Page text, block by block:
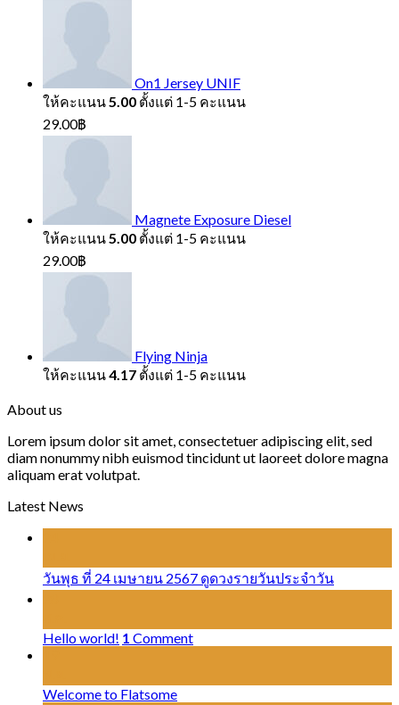
On1 Jersey UNIF
ให้คะแนน5.00 ตั้งแต่ 1-5 คะแนน
29.00฿
Magnete Exposure Diesel
ให้คะแนน5.00 ตั้งแต่ 1-5 คะแนน
29.00฿
Flying Ninja
ให้คะแนน4.17 ตั้งแต่ 1-5 คะแนน
About us
Lorem ipsum dolor sit amet, consectetuer adipiscing elit, sed
diam nonummy nibh euismod tincidunt ut laoreet dolore magna
aliquam erat volutpat.
Latest News
วันพุธ ที่ 24 เมษายน 2567 ดูดวงรายวันประจำวัน
Hello world! 1 Comment
Welcome to Flatsome